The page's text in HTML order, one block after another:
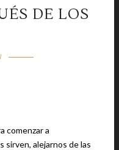
DE LOS
comenzar a
sirven, alejarnos de las